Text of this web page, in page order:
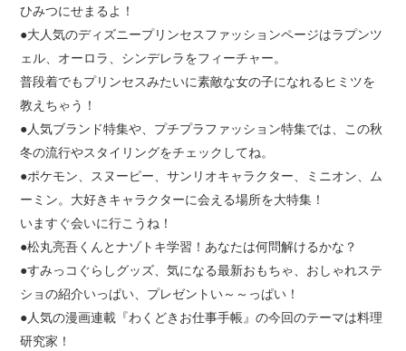
ひみつにせまるよ！
●大人気のディズニープリンセスファッションページはラプンツ
ェル、オーロラ、シンデレラをフィーチャー。
普段着でもプリンセスみたいに素敵な女の子になれるヒミツを
教えちゃう！
●人気ブランド特集や、プチプラファッション特集では、この秋
冬の流行やスタイリングをチェックしてね。
●ポケモン、スヌーピー、サンリオキャラクター、ミニオン、ム
ーミン。大好きキャラクターに会える場所を大特集！
いますぐ会いに行こうね！
●松丸亮吾くんとナゾトキ学習！あなたは何問解けるかな？
●すみっコぐらしグッズ、気になる最新おもちゃ、おしゃれステ
ショの紹介いっぱい、プレゼントい～～っぱい！
●人気の漫画連載『わくどきお仕事手帳』の今回のテーマは料理
研究家！